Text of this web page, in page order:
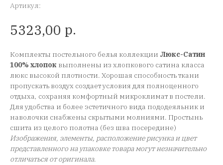
Артикул:
5323,00 р.
Комплекты постельного белья коллекции Люкс-Сатин
100% хлопок выполнены из хлопкового сатина класса
люкс высокой плотности. Хорошая способность ткани
пропускать воздух создает условия для полноценного
отдыха, сохраняя комфортный микроклимат в постели.
Для удобства и более эстетичного вида пододеяльник и
наволочки снабжены скрытыми молниями. Простынь
сшита из целого полотна (без шва посередине)
Изображения, элементы, расположение рисунка и цвет
представленного на упаковке товара могут незначительно
отличаться от оригинала.